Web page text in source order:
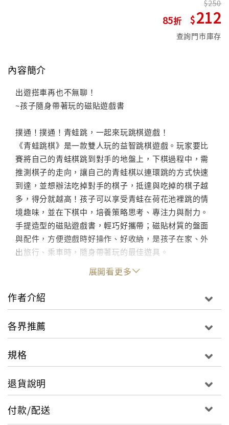
85
250
212
查詢門市庫存
內容簡介
出遊搭車再也不無聊！
~孩子隨身帶著玩的磁貼遊戲書
撲通！撲通！青蛙跳，一起來玩跳棋遊戲！
《青蛙跳棋》是一款雙人玩的益智跳棋遊戲。玩家要比
賽將自己的青蛙棋跳到對手的地盤上，下棋過程中，需
推測棋子的走向，讓自己的青蛙棋以連環跳的方式快速
到達，並想辦法吃掉對手的棋子，抵達與吃掉的棋子越
多，得分就越高！孩子可以享受青蛙在荷花池裡跳的情
境趣味，並在下棋中，培養策略思考、專注力與耐力。
手提造型的磁貼遊戲書，輕巧好攜帶；磁貼材質的盤面
與配件，方便遊戲時好操作、好收納，是孩子在家、外
出旅行、乘車時，隨身帶著玩的最佳遊具。
手提包造型設計，輕巧好提，隨時隨地就能打開來玩。
底盤和配件使用軟磁鐵材質，方便遊戲的操作與收納。
可以自己玩或雙人玩，陪伴孩子度過歡樂的桌遊時光。
遊戲玩法影片：
展開看更多
作者介紹
各界推薦
規格
退貨說明
付款/配送